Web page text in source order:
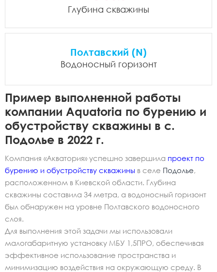
Пример выполненной работы
компании Aquatoria по бурению и
обустройству скважины в с.
Подолье в 2022 г.
Компания «Акватория» успешно завершила проект по
бурению и обустройству скважины в селе Подолье,
расположенном в Киевской области. Глубина
скважины составила 34 метра, а водоносный горизонт
был обнаружен на уровне Полтавского водоносного
слоя.
Для выполнения этой задачи мы использовали
малогабаритную установку МБУ 1,5ПРО, обеспечивая
эффективное использование пространства и
минимизацию воздействия на окружающую среду. В
Глубина скважины
Полтавский (N)
Водоносный горизонт